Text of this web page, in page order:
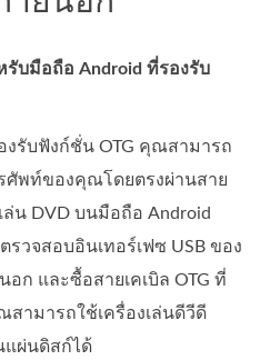
รับมือถือ Android ที่รองรับ
รับฟังก์ชั่น OTG คุณสามารถ
ศัพท์ของคุณโดยตรงผ่านสาย
ล่น DVD บนมือถือ Android
วจสอบอินเทอร์เฟซ USB ของ
ก และซื้อสายเคเบิล OTG ที่
ามารถใช้เครื่องเล่นดีวีดี
แผ่นดิสก์ได้